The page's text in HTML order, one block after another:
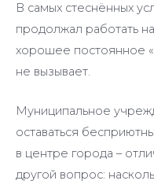
В самых стеснённых
продолжал работать
хорошее постоянное
не вызывает.
Муниципальное
оставаться
в центре города –
другой вопрос: